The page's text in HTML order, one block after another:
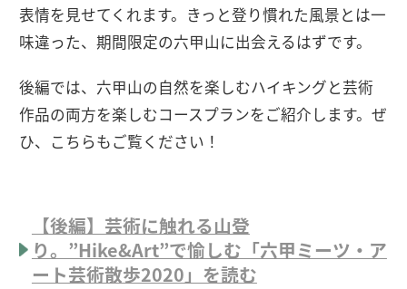
表情を見せてくれます。きっと登り慣れた風景とは一
味違った、期間限定の六甲山に出会えるはずです。
後編では、六甲山の自然を楽しむハイキングと芸術
作品の両方を楽しむコースプランをご紹介します。ぜ
ひ、こちらもご覧ください！
【後編】芸術に触れる山登
り。”Hike&Art”で愉しむ「六甲ミーツ・ア
ート芸術散歩2020」を読む